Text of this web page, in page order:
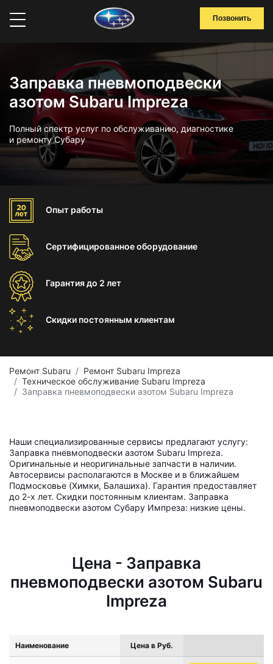
Позвонить
Заправка пневмоподвески
азотом Subaru Impreza
Полный спектр услуг по обслуживанию, диагностике
и ремонту Субару
Опыт работы
Сертифицированноеоборудование
Гарантиядо 2 лет
Скидки постоянным клиентам
Ремонт Subaru
Ремонт Subaru Impreza
Техническое обслуживание Subaru Impreza
Заправка пневмоподвески азотом Subaru Impreza
Наши специализированные сервисы предлагают услугу:
Заправка пневмоподвески азотом Subaru Impreza.
Оригинальные и неоригинальные запчасти в наличии.
Автосервисы располагаются в Москве и в ближайшем
Подмосковье (Химки, Балашиха). Гарантия предоставляет
до 2-х лет. Скидки постоянным клиентам. Заправка
пневмоподвески азотом Субару Импреза: низкие цены.
Цена - Заправка
пневмоподвески азотом Subaru
Impreza
Наименование Цена в Руб.